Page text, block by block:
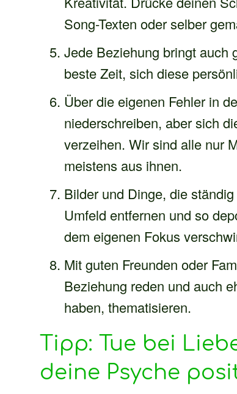
Song-Texten oder selber
Jede Beziehung bringt auch
beste Zeit, sich diese
Über die eigenen Fehler in
niederschreiben, aber sich
verzeihen. Wir sind alle nur
meistens aus ihnen.
Bilder und Dinge, die
Umfeld entfernen und so
dem eigenen Fokus
Mit guten Freunden oder
Beziehung reden und auch
haben, thematisieren.
Tipp: Tue bei
deine Psyche